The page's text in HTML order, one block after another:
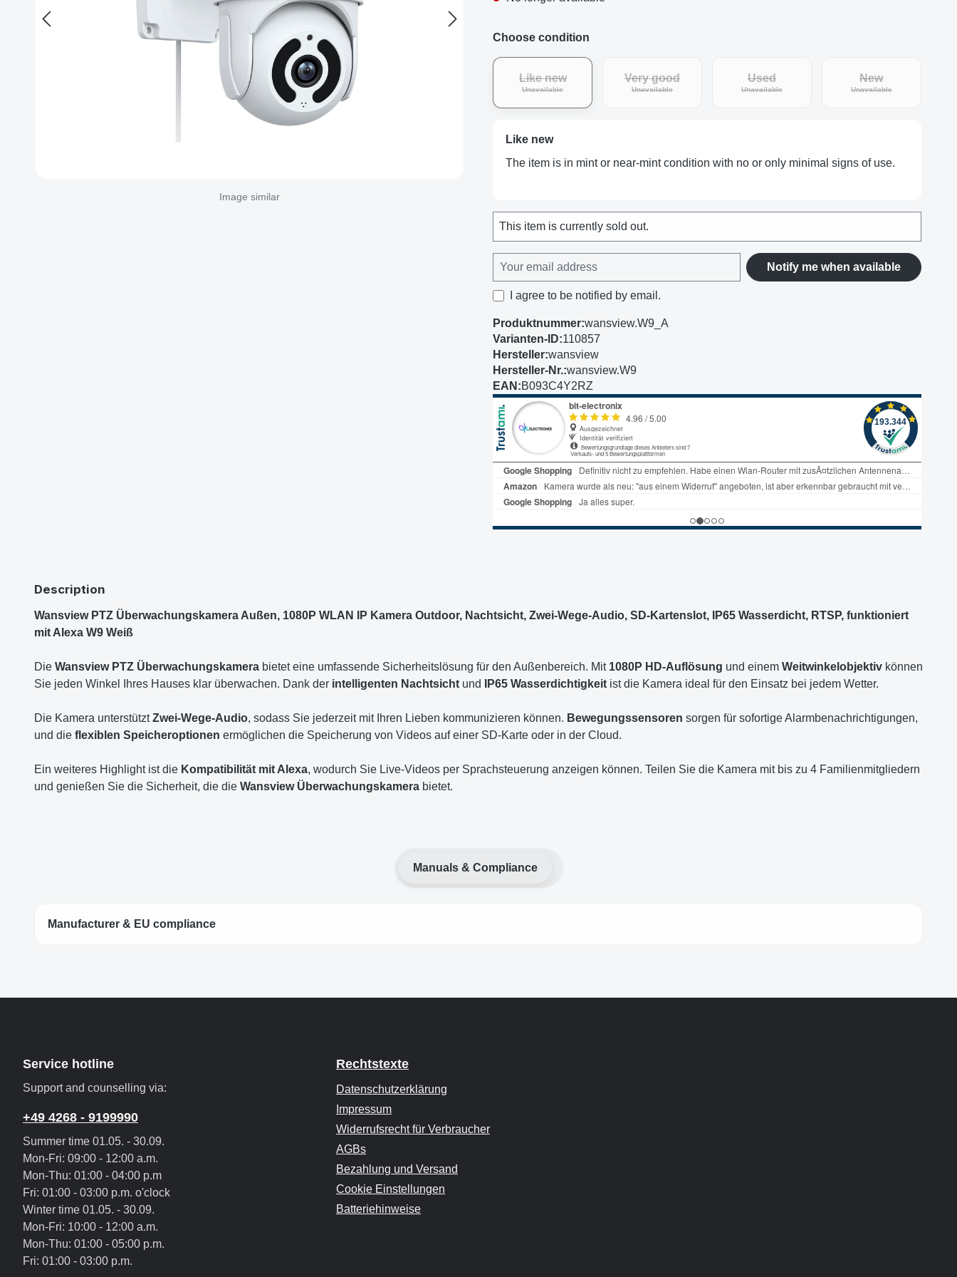
Image similar
Choose condition
Like new
Unavailable(This option is currently unavailable.)
Very good
Unavailable(This option is currently unavailable.)
Used
Unavailable(This option is currently unavailable.)
New
Unavailable(This option is
Like new
The item is in mint or near-mint condition with no or only minimal signs of use.
This item is currently sold out.
Notify me when available
I agree to be notified by email.
Produktnummer:wansview.W9_A
Varianten-ID:110857
Hersteller:wansview
Hersteller-Nr.:wansview.W9
EAN:B093C4Y2RZ
Description
Wansview PTZ Überwachungskamera Außen, 1080P WLAN IP Kamera Outdoor, Nachtsicht, Zwei-Wege-Audio, SD-Kartenslot, IP65 Wasserdicht, RTSP, funktioniert
mit Alexa W9 Weiß
Die Wansview PTZ Überwachungskamera bietet eine umfassende Sicherheitslösung für den Außenbereich. Mit 1080P HD-Auflösung und einem Weitwinkelobjektiv können
Sie jeden Winkel Ihres Hauses klar überwachen. Dank der intelligenten Nachtsicht und IP65 Wasserdichtigkeit ist die Kamera ideal für den Einsatz bei jedem Wetter.
Die Kamera unterstütztZwei-Wege-Audio, sodass Sie jederzeit mit Ihren Lieben kommunizieren können. Bewegungssensoren sorgen für sofortige Alarmbenachrichtigungen,
und die flexiblen Speicheroptionen ermöglichen die Speicherung von Videos auf einer SD-Karte oder in der Cloud.
Ein weiteres Highlight ist die Kompatibilität mit Alexa, wodurch Sie Live-Videos per Sprachsteuerung anzeigen können. Teilen Sie die Kamera mit bis zu 4 Familienmitgliedern
und genießen Sie die Sicherheit, die die Wansview Überwachungskamera bietet.
Manuals & Compliance
Manufacturer & EU compliance
Service hotline
Support and counselling via:
+49 4268 - 9199990
Summer time 01.05. - 30.09.
Mon-Fri: 09:00 - 12:00 a.m.
Mon-Thu: 01:00 - 04:00 p.m
Fri: 01:00 - 03:00 p.m. o'clock
Winter time 01.05. - 30.09.
Mon-Fri: 10:00 - 12:00 a.m.
Mon-Thu: 01:00 - 05:00 p.m.
Fri: 01:00 - 03:00 p.m.
Rechtstexte
Datenschutzerklärung
Impressum
Widerrufsrecht für Verbraucher
AGBs
Bezahlung und Versand
Cookie Einstellungen
Batteriehinweise